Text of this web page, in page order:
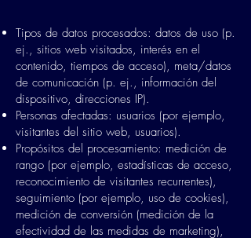
Tipos de datos procesados: datos de uso (p.
ej., sitios web visitados, interés en el
contenido, tiempos de acceso), meta/datos
de comunicación (p. ej., información del
dispositivo, direcciones IP).
Personas afectadas: usuarios (por ejemplo,
visitantes del sitio web, usuarios).
Propósitos del procesamiento: medición de
rango (por ejemplo, estadísticas de acceso,
reconocimiento de visitantes recurrentes),
seguimiento (por ejemplo, uso de cookies),
medición de conversión (medición de la
efectividad de las medidas de marketing),